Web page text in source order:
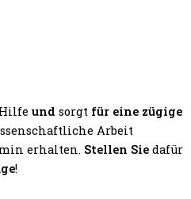
und sorgt für eine zügige
Arbeit
erhalten. Stellen Sie dafür
!